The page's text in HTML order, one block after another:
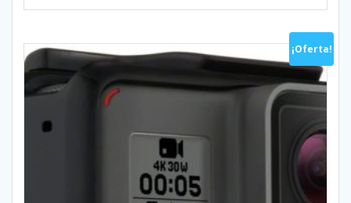
¡Oferta!